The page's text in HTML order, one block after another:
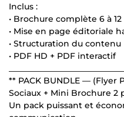
Inclus :
• Brochure complète 6 à
• Mise en page éditoriale
• Structuration du contenu
• PDF HD + PDF interactif
** PACK BUNDLE — (Flyer
Sociaux + Mini Brochure 2
Un pack puissant et